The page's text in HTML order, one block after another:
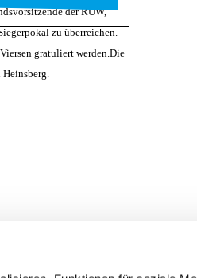
der RUW,
zu überreichen.
gratuliert werden.Die
Heinsberg.